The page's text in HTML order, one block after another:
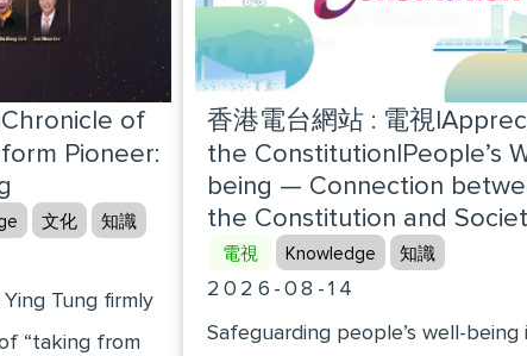
of
Pioneer:
文化 知識
Tung firmly
“taking from
香港電台網站 : 電視
the Constitution|People’s
being — Connection
the Constitution and
電視 Knowledge 知識
2026-08-14
Safeguarding people’s well-being